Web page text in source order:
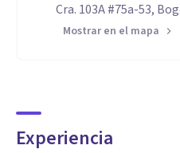
Cra. 103A #75a-53,
Mostrar en el mapa
Experiencia